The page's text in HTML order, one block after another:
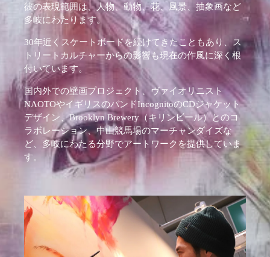
彼の表現範囲は、人物、動物、花、風景、抽象画など
多岐にわたります。
30年近くスケートボードを続けてきたこともあり、ス
トリートカルチャーからの影響も現在の作風に深く根
付いています。
国内外での壁画プロジェクト、ヴァイオリニスト
NAOTOやイギリスのバンドIncognitoのCDジャケット
デザイン、Brooklyn Brewery（キリンビール）とのコ
ラボレーション、中山競馬場のマーチャンダイズな
ど、多岐にわたる分野でアートワークを提供していま
す。